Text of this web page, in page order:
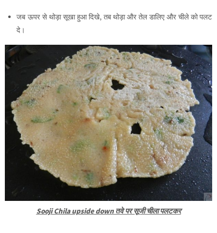
जब ऊपर से थोड़ा सूखा हुआ दिखे, तब थोड़ा और तेल डालिए और चीले को पलट
दे।
Sooji Chila upside down तवे पर सूजी चीला पलटकर